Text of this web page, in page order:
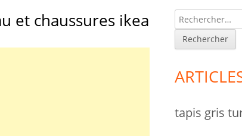
et chaussures ikea
Colonne
latérale
R
e
c
e
h
tapis gris